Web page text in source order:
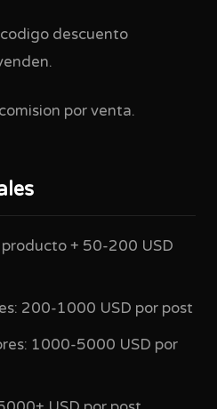
codigo descuento
por venta.
+ 50-200 USD
200-1000 USD por post
1000-5000 USD por